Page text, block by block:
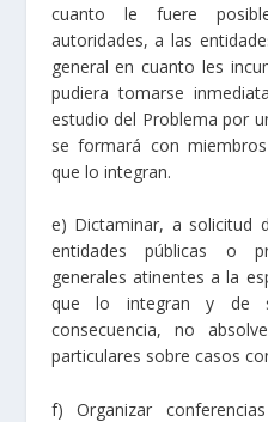
cuanto le fuere
autoridades, a las
general en cuanto les
pudiera tomarse
estudio del Problema por
se formará con
que lo integran.
e) Dictaminar, a solicitud
entidades públicas o
generales atinentes a la
que lo integran y de
consecuencia, no
particulares sobre casos
f) Organizar